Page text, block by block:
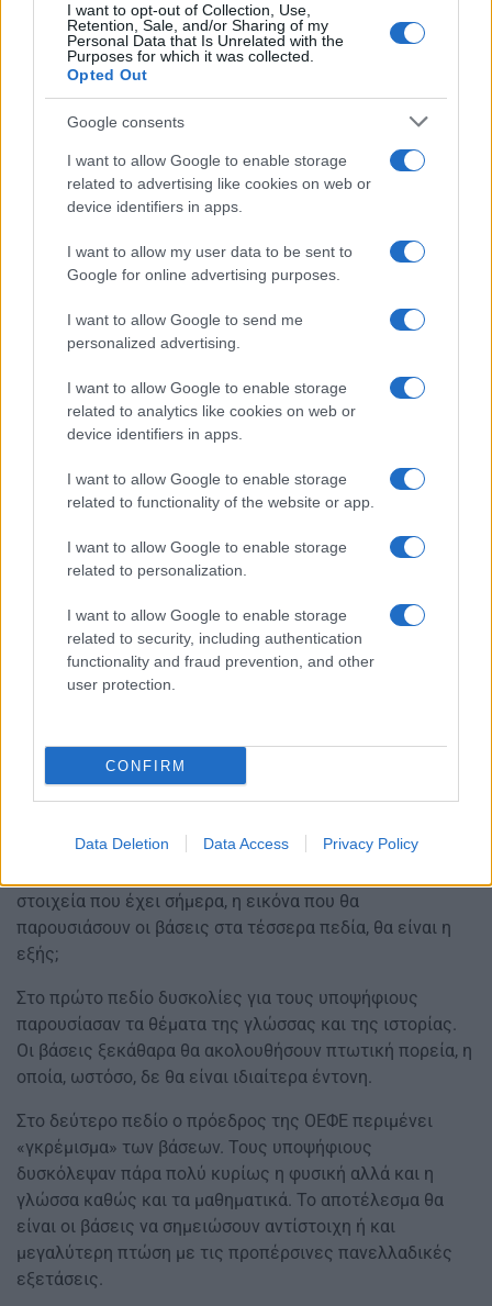
I want to opt-out of Collection, Use,
Retention, Sale, and/or Sharing of my
Personal Data that Is Unrelated with the
Purposes for which it was collected.
Opted Out
Google consents
I want to allow Google to enable storage
related to advertising like cookies on web or
device identifiers in apps.
I want to allow my user data to be sent to
Google for online advertising purposes.
I want to allow Google to send me
personalized advertising.
I want to allow Google to enable storage
related to analytics like cookies on web or
device identifiers in apps.
I want to allow Google to enable storage
related to functionality of the website or app.
I want to allow Google to enable storage
related to personalization.
I want to allow Google to enable storage
related to security, including authentication
functionality and fraud prevention, and other
user protection.
CONFIRM
Data Deletion Data Access Privacy Policy
Βασικές αιτίες γι’ αυτά είναι τα θέματα στη γλώσσα, στα
μαθηματικά και κυρίως στη φυσική. Ιδιαίτερα για τη
φυσική ο κ. Βαφειαδάκης σημειώνει ότι τα θέματα στο
σύνολό τους ήταν λανθασμένα και είχαν αχρείαστες
παγίδες.
«Όταν κάποια θέματα είναι δύσκολα, δε σημαίνει κατ’
ανάγκη ότι είναι και κακά. Στα μαθηματικά τα θέματα
σφαγή του Δράμαλη, διότι τα θέματα ήταν λάθος
συνολικά. Είχαν λανθασμένη στόχευση αχρείαστες
παγίδες και δεν υπήρχε διαβάθμιση σε αυτά. Πηγαίναμε
από παγίδα σε κόντρα παγίδα, ενώ η άσκηση του 4ου
θέματος ήταν κατασκευασμένη και όχι βγαλμένη από τη
ζωή», λέει στο ethnos ο κ. Βαφειαδάκης.
Κατά τον ίδιο, στη φυσική σίγουρα έχει συμβεί να
περισσότερο από άλλους κατά τη διάρκεια της χρονιάς.
γράψει για 13 και κάποιος άλλος για να γράψει για 7,
εξαιτίας των θεμάτων της φυσικής θα πάρουν και οι δύο
5. Αυτό σημαίνει ότι αδικείται ο μαθητής που μελέτησε
περισσότερο όλη τη χρονιά. Γι’ αυτό η επιτροπή
εξετάσεων αναγκάστηκε να βγάλει ανακοίνωση για τα
θέματα της φυσικής. Θα πρέπει να δει το υπουργείο,
σημειώνει ο πρόεδρος της Ομοσπονδίας Εκπαιδευτικών
Φροντιστών Ελλάδος.
στοιχεία που έχει σήμερα, η εικόνα που θα
παρουσιάσουν οι βάσεις στα τέσσερα πεδία, θα είναι η
εξής;
Στο πρώτο πεδίο δυσκολίες για τους υποψήφιους
παρουσίασαν τα θέματα της γλώσσας και της ιστορίας.
Οι βάσεις ξεκάθαρα θα ακολουθήσουν πτωτική πορεία, η
οποία, ωστόσο, δε θα είναι ιδιαίτερα έντονη.
Στο δεύτερο πεδίο ο πρόεδρος της ΟΕΦΕ περιμένει
«γκρέμισμα» των βάσεων. Τους υποψήφιους
δυσκόλεψαν πάρα πολύ κυρίως η φυσική αλλά και η
γλώσσα καθώς και τα μαθηματικά. Το αποτέλεσμα θα
είναι οι βάσεις να σημειώσουν αντίστοιχη ή και
μεγαλύτερη πτώση με τις προπέρσινες πανελλαδικές
εξετάσεις.